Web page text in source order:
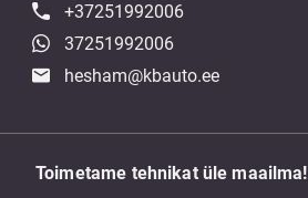
+37251992006
37251992006
hesham@kbauto.ee
Toimetame tehnikat üle maailma!